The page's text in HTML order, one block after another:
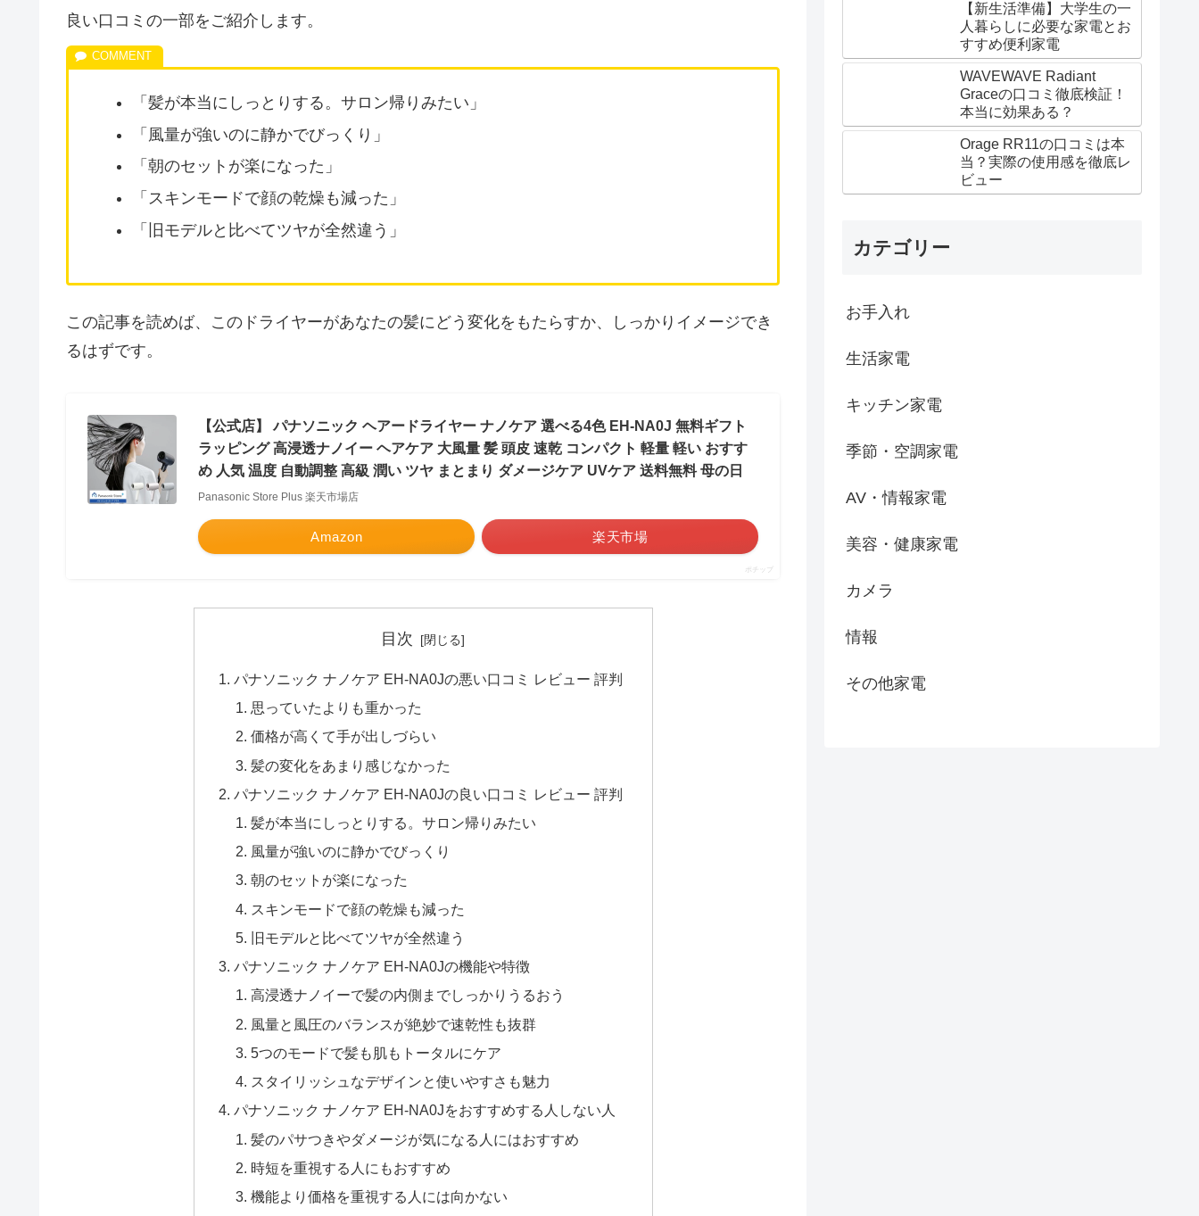
良い口コミの一部をご紹介します。
「髪が本当にしっとりする。サロン帰りみたい」
「風量が強いのに静かでびっくり」
「朝のセットが楽になった」
「スキンモードで顔の乾燥も減った」
「旧モデルと比べてツヤが全然違う」
この記事を読めば、このドライヤーがあなたの髪にどう変化をもたらすか、しっかりイメージでき
るはずです。
【公式店】 パナソニック ヘアードライヤー ナノケア 選べる4色 EH-NA0J 無料ギフト
ラッピング 高浸透ナノイー ヘアケア 大風量 髪 頭皮 速乾 コンパクト 軽量 軽い おすす
め 人気 温度 自動調整 高級 潤い ツヤ まとまり ダメージケア UVケア 送料無料 母の日
Panasonic Store Plus 楽天市場店
Amazon 楽天市場
ポチップ
目次
パナソニック ナノケア EH-NA0Jの悪い口コミ レビュー 評判
思っていたよりも重かった
価格が高くて手が出しづらい
髪の変化をあまり感じなかった
パナソニック ナノケア EH-NA0Jの良い口コミ レビュー 評判
髪が本当にしっとりする。サロン帰りみたい
風量が強いのに静かでびっくり
朝のセットが楽になった
スキンモードで顔の乾燥も減った
旧モデルと比べてツヤが全然違う
パナソニック ナノケア EH-NA0Jの機能や特徴
高浸透ナノイーで髪の内側までしっかりうるおう
風量と風圧のバランスが絶妙で速乾性も抜群
5つのモードで髪も肌もトータルにケア
スタイリッシュなデザインと使いやすさも魅力
パナソニック ナノケア EH-NA0Jをおすすめする人しない人
髪のパサつきやダメージが気になる人にはおすすめ
時短を重視する人にもおすすめ
機能より価格を重視する人には向かない
【新生活準備】大学生の一
人暮らしに必要な家電とお
すすめ便利家電
WAVEWAVE Radiant
Graceの口コミ徹底検証！
本当に効果ある？
Orage RR11の口コミは本
当？実際の使用感を徹底レ
ビュー
カテゴリー
お手入れ
生活家電
キッチン家電
季節・空調家電
AV・情報家電
美容・健康家電
カメラ
情報
その他家電